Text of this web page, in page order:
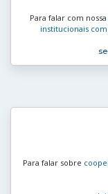
Para falar com nossa
institucionais
Para falar sobre